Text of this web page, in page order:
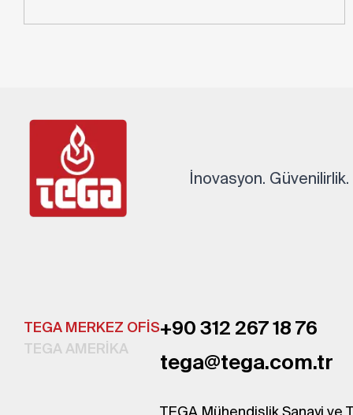
İnovasyon. Güvenilirlik.
TEGA MERKEZ OFİS
TEGA AMERİKA
+90 312 267 18 76
tega@tega.com.tr
TEGA Mühendislik Sanayi ve